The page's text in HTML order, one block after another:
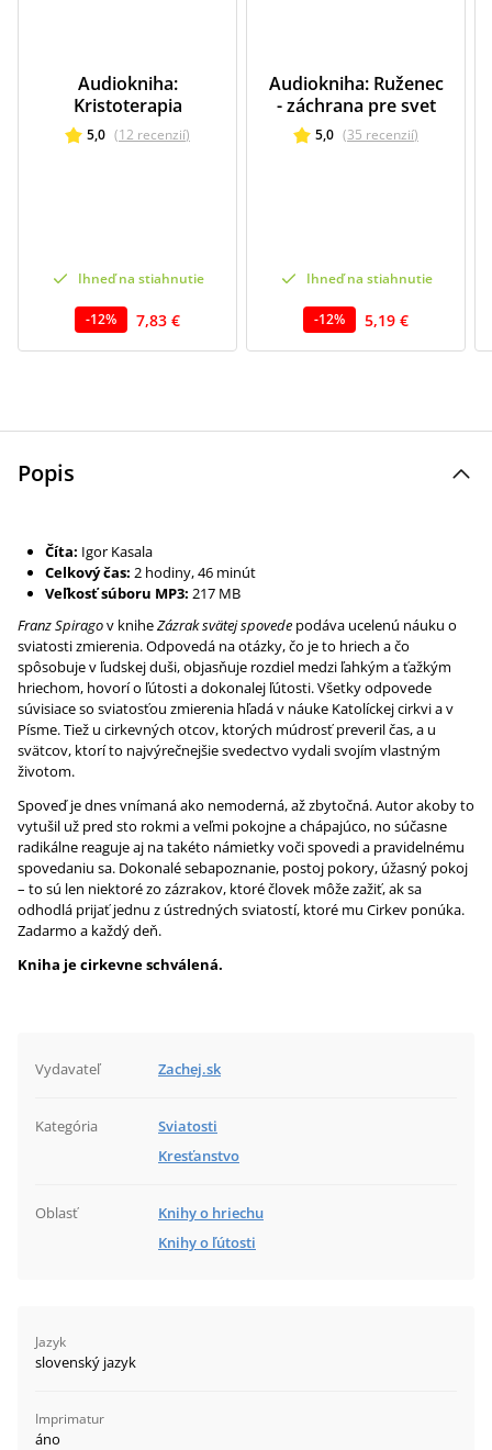
Audiokniha:
Kristoterapia
5,0 (12 recenzií)
Ihneď na stiahnutie
-12% 7,83 €
Audiokniha: Ruženec
- záchrana pre svet
5,0 (35 recenzií)
Ihneď na stiahnutie
-12% 5,19 €
Popis
Číta: Igor Kasala
Celkový čas: 2 hodiny, 46 minút
Veľkosť súboru MP3: 217 MB
Franz Spiragov kniheZázrak svätej spovede podáva ucelenú náuku o
sviatosti zmierenia. Odpovedá na otázky, čo je to hriech a čo
spôsobuje v ľudskej duši, objasňuje rozdiel medzi ľahkým a ťažkým
hriechom, hovorí o ľútosti a dokonalej ľútosti. Všetky odpovede
súvisiace so sviatosťou zmierenia hľadá v náuke Katolíckej cirkvi a v
Písme. Tiež u cirkevných otcov, ktorých múdrosť preveril čas, a u
svätcov, ktorí to najvýrečnejšie svedectvo vydali svojím vlastným
životom.
Spoveď je dnes vnímaná ako nemoderná, až zbytočná. Autor akoby to
vytušil už pred sto rokmi a veľmi pokojne a chápajúco, no súčasne
radikálne reaguje aj na takéto námietky voči spovedi a pravidelnému
spovedaniu sa. Dokonalé sebapoznanie, postoj pokory, úžasný pokoj
– to sú len niektoré zo zázrakov, ktoré človek môže zažiť, ak sa
odhodlá prijať jednu z ústredných sviatostí, ktoré mu Cirkev ponúka.
Zadarmo a každý deň.
Kniha je cirkevne schválená.
Vydavateľ Zachej.sk
Kategória
Sviatosti
Kresťanstvo
Oblasť
Knihy o hriechu
Knihy o ľútosti
Jazyk
slovenský jazyk
Imprimatur
áno